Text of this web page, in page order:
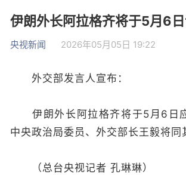
伊朗外长阿拉格齐将于5月6
央视新闻 2026年05月05日 19:22
外交部发言人宣布：
伊朗外长阿拉格齐将于5月6日
中央政治局委员、外交部长王毅将同
（总台央视记者 孔琳琳）